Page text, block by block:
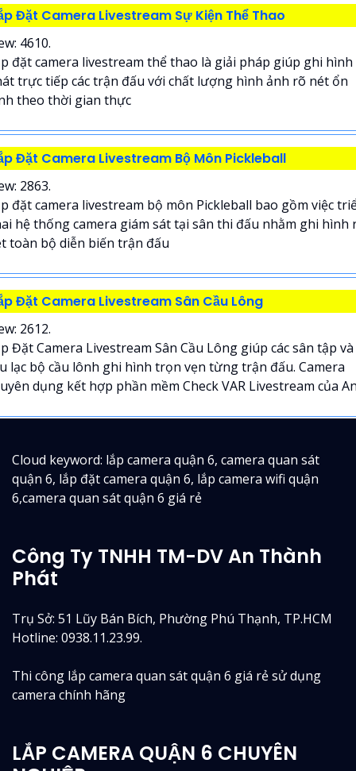
Đặt Camera Livestream Sự Kiện Thể Thao
4610.
đặt camera livestream thể thao là giải pháp giúp ghi hình
trực tiếp các trận đấu với chất lượng hình ảnh rõ nét ổn
theo thời gian thực
Đặt Camera Livestream Bộ Môn Pickleball
2863.
đặt camera livestream bộ môn Pickleball bao gồm việc
hệ thống camera giám sát tại sân thi đấu nhằm ghi hình
toàn bộ diễn biến trận đấu
Đặt Camera Livestream Sân Cầu Lông
2612.
Đặt Camera Livestream Sân Cầu Lông giúp các sân tập và
lạc bộ cầu lônh ghi hình trọn vẹn từng trận đấu. Camera
dụng kết hợp phần mềm Check VAR Livestream của
Cloud keyword: lắp camera quận 6, camera quan sát
quận 6, lắp đặt camera quận 6, lắp camera wifi quận
6,camera quan sát quận 6 giá rẻ
Công Ty TNHH TM-DV An Thành
Phát
Trụ Sở: 51 Lũy Bán Bích, Phường Phú Thạnh, TP.HCM
Hotline: 0938.11.23.99.
Thi công lắp camera quan sát quận 6 giá rẻ sử dụng
camera chính hãng
LẮP CAMERA QUẬN 6 CHUYÊN